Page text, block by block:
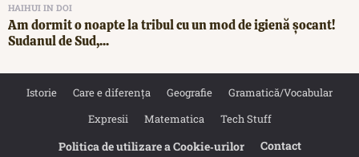
HAIHUI IN DOI
Am dormit o noapte la tribul cu un mod de igienă șocant!
Sudanul de Sud,...
Istorie Care e diferența Geografie
Gramatică/Vocabular
Expresii
Matematica Tech Stuff
Politica de utilizare a Cookie‐urilor Contact